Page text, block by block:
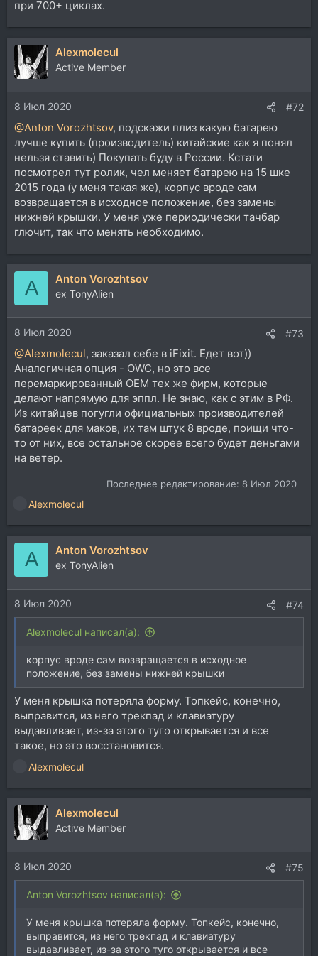
при 700+ циклах.
Alexmolecul
Active Member
8 Июл 2020 #72
@Anton Vorozhtsov, подскажи плиз какую батарею
лучше купить (производитель) китайские как я понял
нельзя ставить) Покупать буду в России. Кстати
посмотрел тут ролик, чел меняет батарею на 15 шке
2015 года (у меня такая же), корпус вроде сам
возвращается в исходное положение, без замены
нижней крышки. У меня уже периодически тачбар
глючит, так что менять необходимо.
A Anton Vorozhtsov
ex TonyAlien
8 Июл 2020 #73
@Alexmolecul, заказал себе в iFixit. Едет вот))
Аналогичная опция - OWC, но это все
перемаркированный ОЕМ тех же фирм, которые
делают напрямую для эппл. Не знаю, как с этим в РФ.
Из китайцев погугли официальных производителей
батареек для маков, их там штук 8 вроде, поищи что-
то от них, все остальное скорее всего будет деньгами
на ветер.
Последнее редактирование: 8 Июл 2020
е
а
и
и
:
Alexmolecul
A Anton Vorozhtsov
ex TonyAlien
8 Июл 2020 #74
Alexmolecul написал(а):
корпус вроде сам возвращается в исходное
положение, без замены нижней крышки
У меня крышка потеряла форму. Топкейс, конечно,
выправится, из него трекпад и клавиатуру
выдавливает, из-за этого туго открывается и все
такое, но это восстановится.
е
а
к
ц
и
и
:
Alexmolecul
Alexmolecul
Active Member
8 Июл 2020 #75
Anton Vorozhtsov написал(а):
У меня крышка потеряла форму. Топкейс, конечно,
выправится, из него трекпад и клавиатуру
выдавливает, из-за этого туго открывается и все